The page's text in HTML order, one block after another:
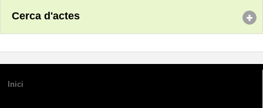
Cerca d'actes
Inici